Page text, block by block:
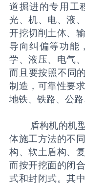
道掘进的专用工
光、机、电、液
开挖切削土体、
导向纠偏等功能
学、液压、电气
而且要按照不同
制造，可靠性要
地铁、铁路、公
盾构机的机型
体施工方法的不
构、软土盾构、
而按开挖面的闭
式和封闭式。其